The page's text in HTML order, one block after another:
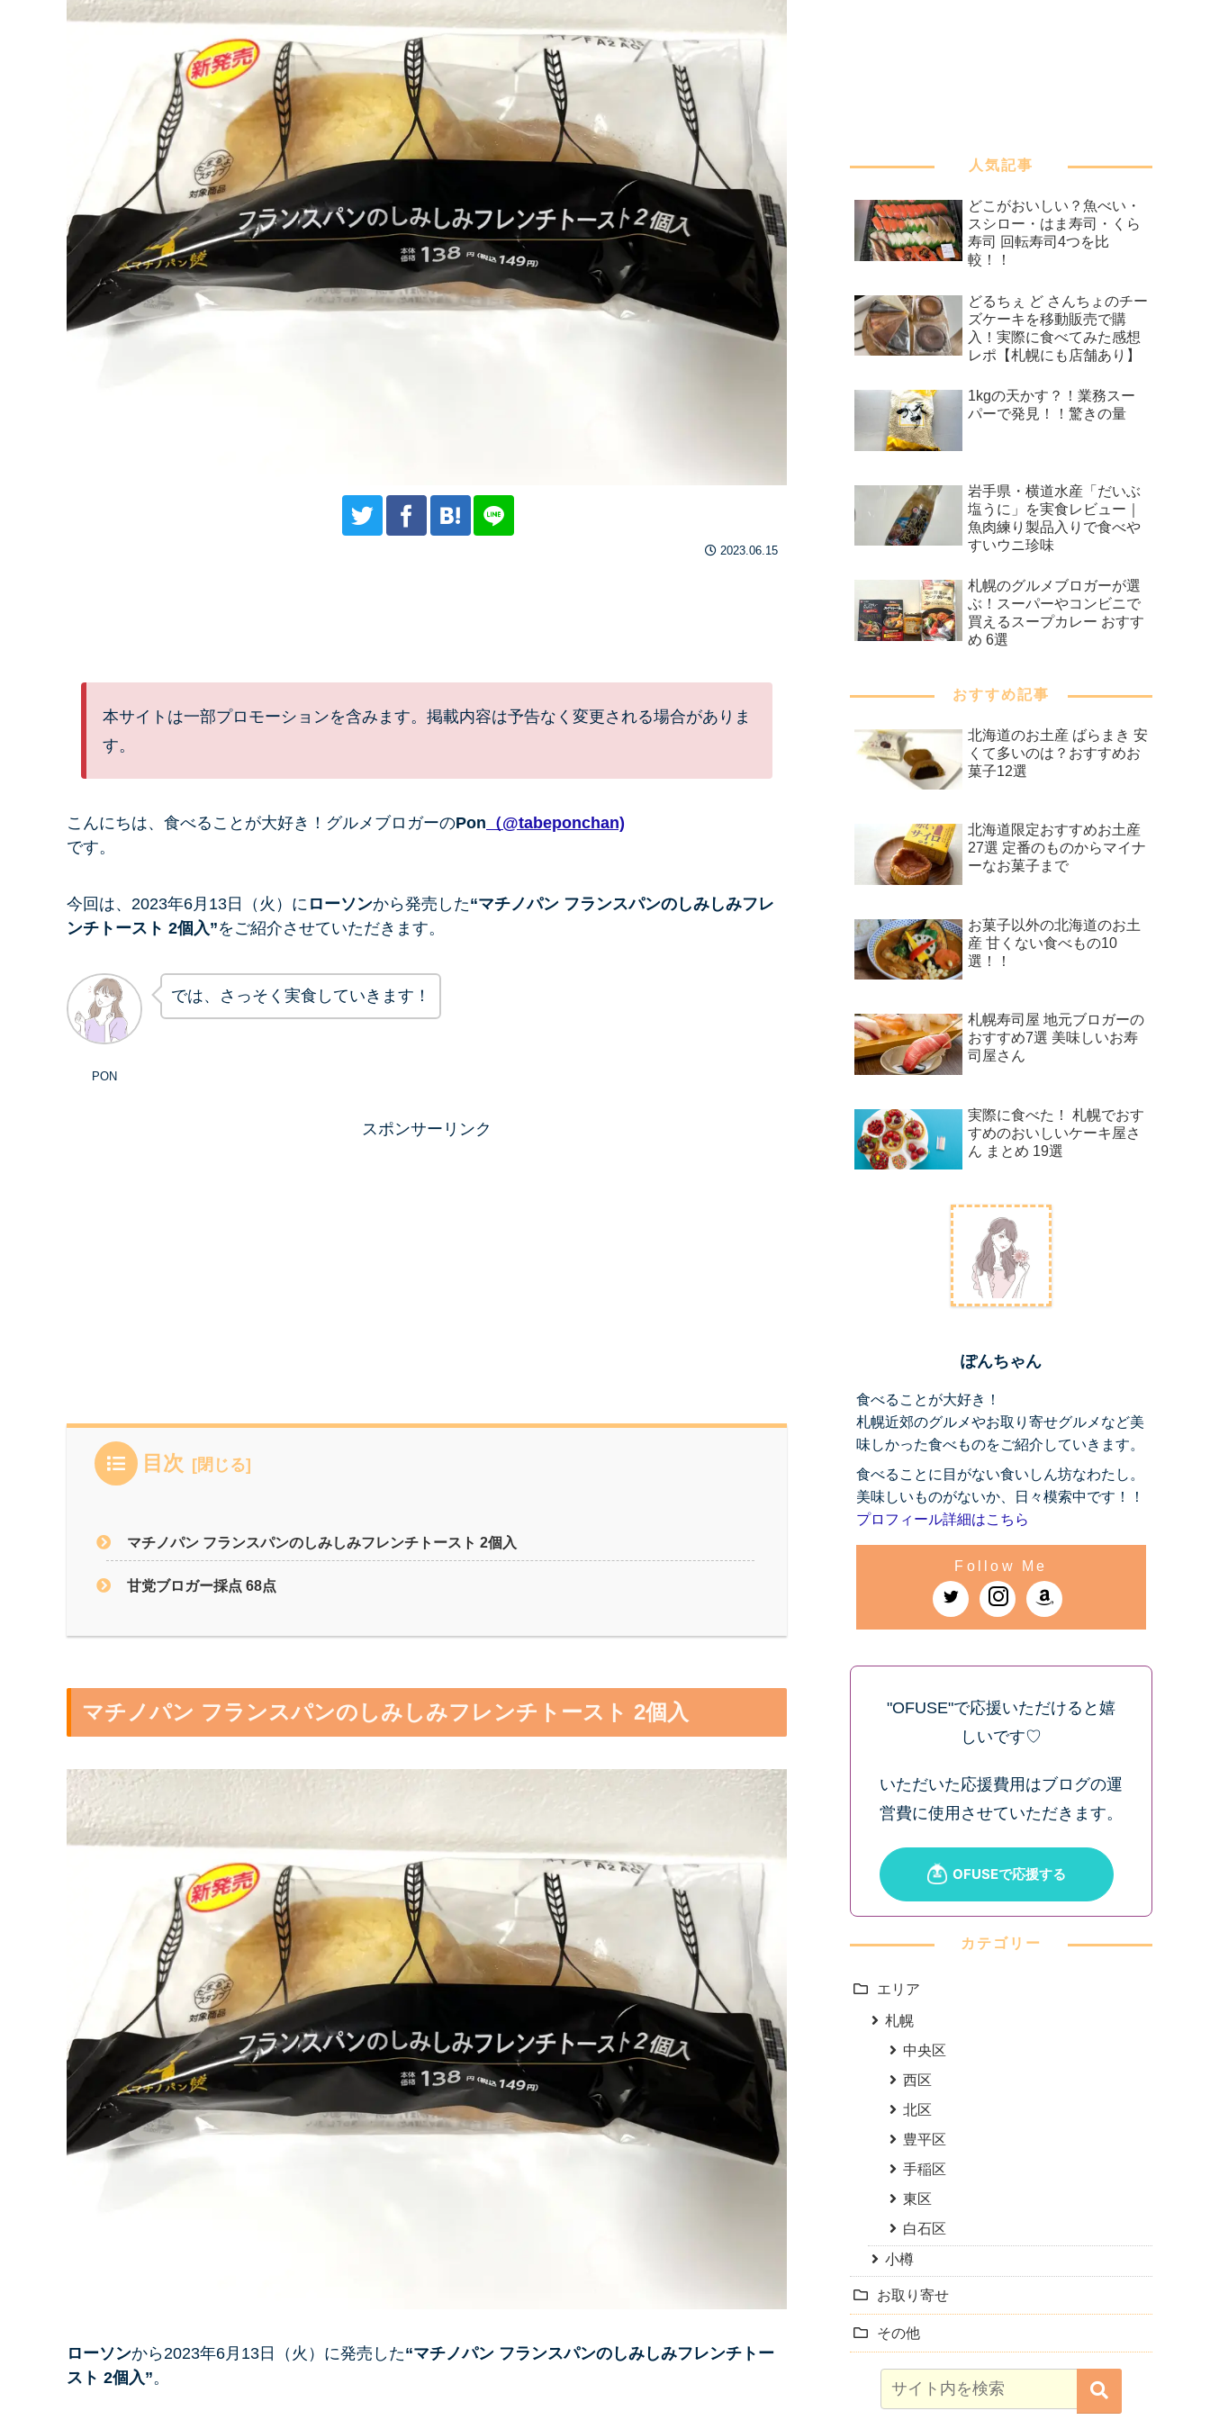
2023.06.15
本サイトは一部プロモーションを含みます。掲載内容は予告なく変更される場合がありま
す。
こんにちは、 食べることが大好き！グルメブロガーのPon （@tabeponchan)
です。
今回は、2023年6月13日（火）に ローソンから発売した“マチノパン フランスパンのしみしみフレ
ンチトースト 2個入”をご紹介させていただきます。
PON
では、さっそく実食していきます！
スポンサーリンク
目次
マチノパン フランスパンのしみしみフレンチトースト 2個入
甘党ブロガー採点 68点
マチノパン フランスパンのしみしみフレンチトースト 2個入
ローソンから2023年6月13日（火）に発売した“マチノパン フランスパンのしみしみフレンチトー
スト 2個入”。
人気記事
どこがおいしい？魚べい・
スシロー・はま寿司・くら
寿司 回転寿司4つを比
較！！
どるちぇ ど さんちょのチー
ズケーキを移動販売で購
入！実際に食べてみた感想
レポ【札幌にも店舗あり】
1kgの天かす？！業務スー
パーで発見！！驚きの量
岩手県・横道水産「だいぶ
塩うに」を実食レビュー｜
魚肉練り製品入りで食べや
すいウニ珍味
札幌のグルメブロガーが選
ぶ！スーパーやコンビニで
買えるスープカレー おすす
め 6選
おすすめ記事
北海道のお土産 ばらまき 安
くて多いのは？おすすめお
菓子12選
北海道限定おすすめお土産
27選 定番のものからマイナ
ーなお菓子まで
お菓子以外の北海道のお土
産 甘くない食べもの10
選！！
札幌寿司屋 地元ブロガーの
おすすめ7選 美味しいお寿
司屋さん
実際に食べた！ 札幌でおす
すめのおいしいケーキ屋さ
ん まとめ 19選
ぽんちゃん
食べることが大好き！
札幌近郊のグルメやお取り寄せグルメなど美
味しかった食べものをご紹介していきます。
食べることに目がない食いしん坊なわたし。
美味しいものがないか、日々模索中です！！
プロフィール詳細はこちら
"OFUSE"で応援いただけると嬉
しいです♡
いただいた応援費用はブログの運
営費に使用させていただきます。
カテゴリー
エリア
札幌
中央区
西区
北区
豊平区
手稲区
東区
白石区
小樽
お取り寄せ
その他